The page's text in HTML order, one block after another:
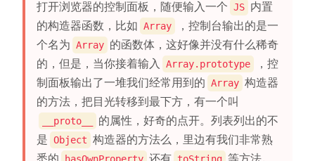
打开浏览器的控制面板，随便输入一个 JS 内置
的构造器函数，比如 Array
，控制台输出的是一
个名为 Array 的函数体，这好像并没有什么稀奇
的，但是，当你接着输入
Array.prototype
，控
制面板输出了一堆我们经常用到的 Array 构造器
的方法，把目光转移到最下方，有一个叫
__proto__
的属性，好奇的点开。列表列出的不
是 Object 构造器的方法么，里边有我们非常熟